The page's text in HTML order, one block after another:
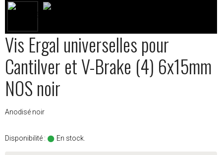
Vis Ergal universelles pour
Cantilver et V-Brake (4) 6x15mm
NOS noir
Anodisé noir
Disponibilité : En stock.